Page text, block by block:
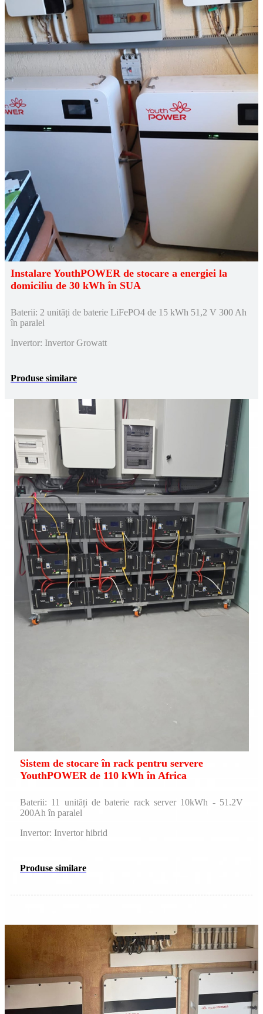
Instalare YouthPOWER de stocare a energiei la
domiciliu de 30 kWh în SUA
Baterii: 2 unități de baterie LiFePO4 de 15 kWh 51,2 V 300 Ah
în paralel
Invertor: Invertor Growatt
Produse similare
Sistem de stocare în rack pentru servere
YouthPOWER de 110 kWh în Africa
Baterii: 11 unități de baterie rack server 10kWh - 51.2V
200Ah în paralel
Invertor: Invertor hibrid
Produse similare